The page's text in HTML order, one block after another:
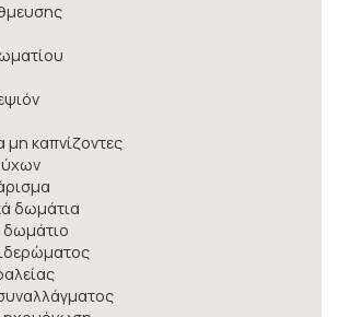
μη καπνίζοντες
δωμάτια